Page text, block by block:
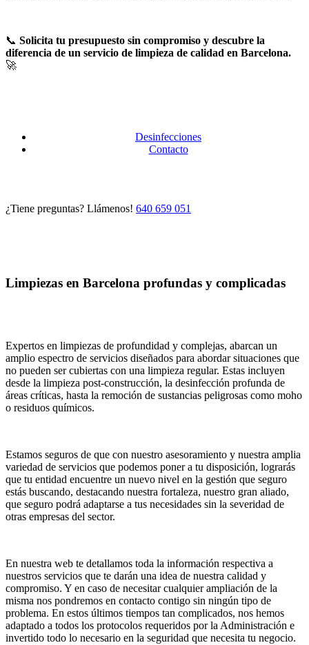
📞 Solicita tu presupuesto sin compromiso y descubre la
diferencia de un servicio de limpieza de calidad en Barcelona.
🚀
Desinfecciones
Contacto
¿Tiene preguntas? Llámenos! 640 659 051
Limpiezas en Barcelona profundas y complicadas
Expertos en limpiezas de profundidad y complejas, abarcan un
amplio espectro de servicios diseñados para abordar situaciones que
no pueden ser cubiertas con una limpieza regular. Estas incluyen
desde la limpieza post-construcción, la desinfección profunda de
áreas críticas, hasta la remoción de sustancias peligrosas como moho
o residuos químicos.
Estamos seguros de que con nuestro asesoramiento y nuestra amplia
variedad de servicios que podemos poner a tu disposición, lograrás
que tu entidad encuentre un nuevo nivel en la gestión que seguro
estás buscando, destacando nuestra fortaleza, nuestro gran aliado,
que seguro podrá adaptarse a tus necesidades sin la severidad de
otras empresas del sector.
En nuestra web te detallamos toda la información respectiva a
nuestros servicios que te darán una idea de nuestra calidad y
compromiso. Y en caso de necesitar cualquier ampliación de la
misma nos pondremos en contacto contigo sin ningún tipo de
problema. En estos últimos tiempos tan complicados, nos hemos
adaptado a todos los protocolos requeridos por la Administración e
invertido todo lo necesario en la seguridad que necesita tu negocio.